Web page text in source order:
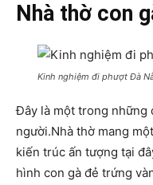
Nhà thờ con
Kinh nghiệm đi phượt Đà
Đây là một trong những
người.Nhà thờ mang
kiến trúc ấn tượng tại
hình con gà đẻ trứng